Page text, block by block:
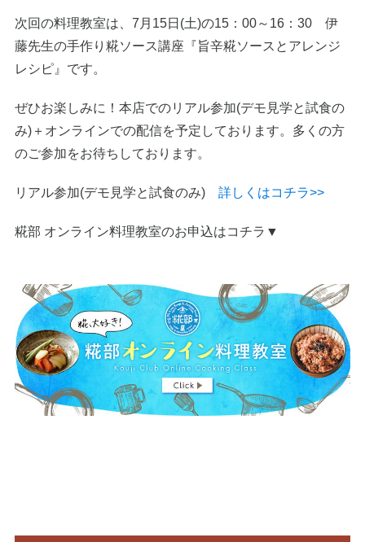
次回の料理教室は、7月15日(土)の15：00～16：30 伊
藤先生の手作り糀ソース講座『旨辛糀ソースとアレンジ
レシピ』です。
ぜひお楽しみに！本店でのリアル参加(デモ見学と試食の
み)＋オンラインでの配信を予定しております。多くの方
のご参加をお待ちしております。
リアル参加(デモ見学と試食のみ) 詳しくはコチラ>>
糀部 オンライン料理教室のお申込はコチラ▼